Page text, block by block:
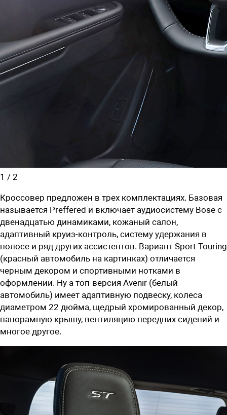
1 / 2
Кроссовер предложен в трех комплектациях. Базовая
называется Preffered и включает аудиосистему Bose с
двенадцатью динамиками, кожаный салон,
адаптивный круиз-контроль, систему удержания в
полосе и ряд других ассистентов. Вариант Sport Touring
(красный автомобиль на картинках) отличается
черным декором и спортивными нотками в
оформлении. Ну а топ-версия Avenir (белый
автомобиль) имеет адаптивную подвеску, колеса
диаметром 22 дюйма, щедрый хромированный декор,
панорамную крышу, вентиляцию передних сидений и
многое другое.